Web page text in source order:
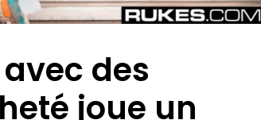
des
joue un